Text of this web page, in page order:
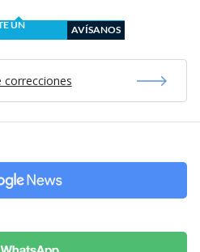
UN
AVÍSANOS
correcciones